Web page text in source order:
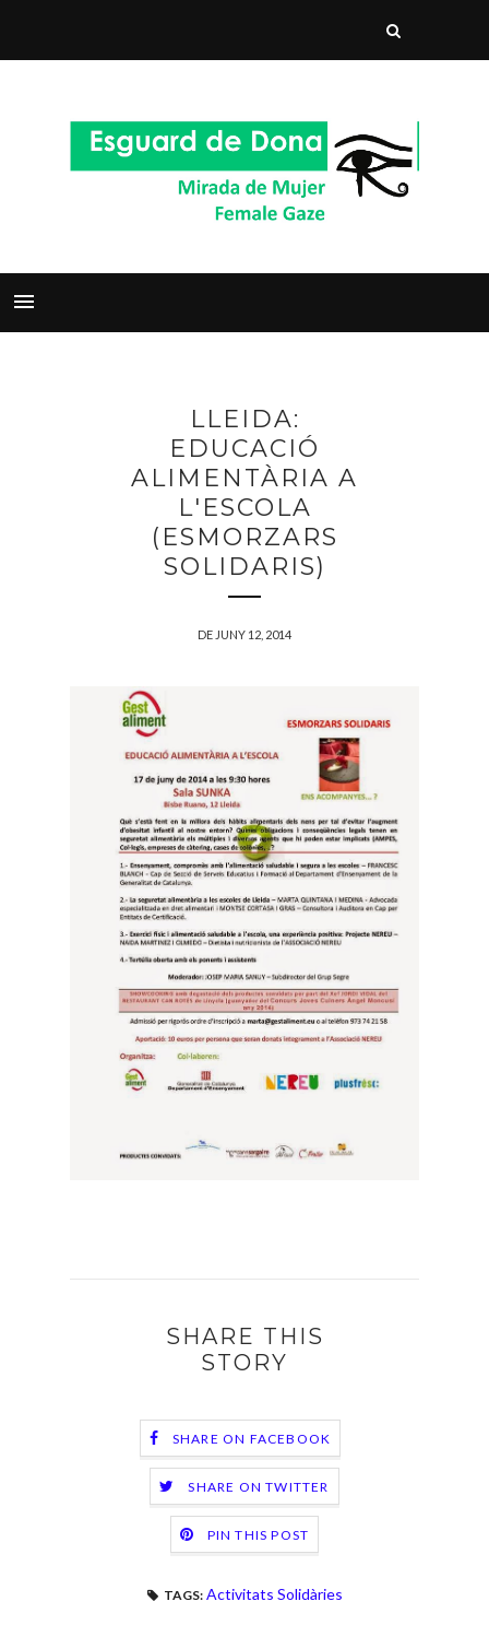
LLEIDA:
EDUCACIÓ
ALIMENTÀRIA A
L'ESCOLA
(ESMORZARS
SOLIDARIS)
DE JUNY 12, 2014
SHARE THIS
STORY
SHARE ON FACEBOOK
SHARE ON TWITTER
PIN THIS POST
TAGS: Activitats Solidàries